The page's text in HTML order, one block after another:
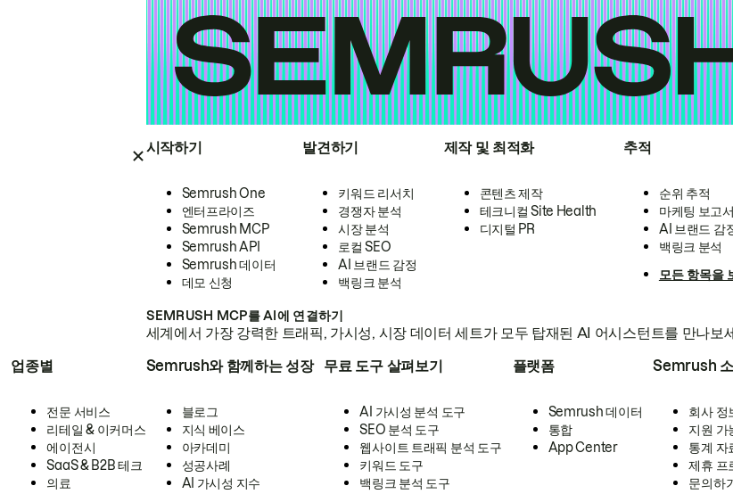
시작하기
Semrush One
엔터프라이즈
Semrush MCP
Semrush API
Semrush 데이터
데모 신청
발견하기
키워드 리서치
경쟁자 분석
시장 분석
로컬 SEO
AI 브랜드 감정
백링크 분석
제작 및 최적화
콘텐츠 제작
테크니컬 Site Health
디지털 PR
추적
순위 추적
마케팅 보고
AI 브랜드 감
백링크 분석
모든 항목을
SEMRUSH MCP를 AI에 연결하기
세계에서 가장 강력한 트래픽, 가시성, 시장 데이터 세트가 모두 탑재된 AI 어시스턴트를 만나보
업종별
전문 서비스
리테일 & 이커머스
에이전시
SaaS & B2B 테크
의료
Semrush와 함께하는 성장
블로그
지식 베이스
아카데미
성공사례
AI 가시성 지수
무료 도구 살펴보기
AI 가시성 분석 도구
SEO 분석 도구
웹사이트 트래픽 분석 도구
키워드 도구
백링크 분석 도구
플랫폼
Semrush 데이터
통합
App Center
Semrush
회사 정
지원 가
통계 자
제휴 프
문의하